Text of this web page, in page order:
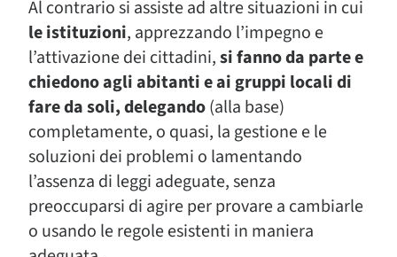
Al contrario si assiste ad altre situazioni in cui
le istituzioni, apprezzando l’impegno e
l’attivazione dei cittadini,si fanno da parte e
chiedono agli abitanti e ai gruppi locali di
fare da soli, delegando(alla base)
completamente, o quasi, la gestione e le
soluzioni dei problemi o lamentando
l’assenza di leggi adeguate, senza
preoccuparsi di agire per provare a cambiarle
o usando le regole esistenti in maniera